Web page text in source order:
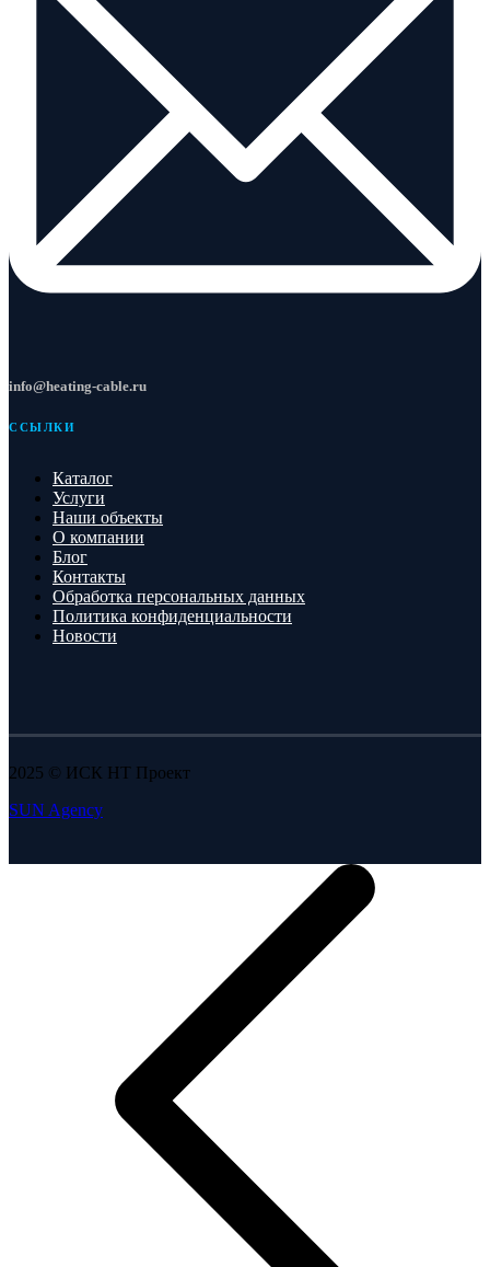
info@heating-cable.ru
ССЫЛКИ
Каталог
Услуги
Наши объекты
О компании
Блог
Контакты
Обработка персональных данных
Политика конфиденциальности
Новости
2025 © ИСК НТ Проект
SUN Agency